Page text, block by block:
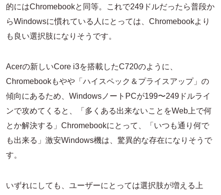
的にはChromebookと同等。これで249ドルだったら普段か
らWindowsに慣れている人にとっては、Chromebookより
も良い選択肢になりそうです。
Acerの新しいCore i3を搭載したC720のように、
Chromebookもやや「ハイスペック＆プライスアップ」の
傾向にあるため、WindowsノートPCが199〜249ドルライ
ンで攻めてくると、「多くある出来ないことをWeb上で何
とか解決する」Chromebookにとって、「いつも通り何で
も出来る」激安Windows機は、驚異的な存在になりそうで
す。
いずれにしても、ユーザーにとっては選択肢が増える上